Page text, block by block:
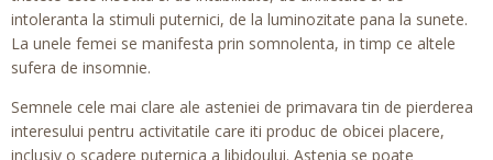
intoleranta la stimuli puternici, de la luminozitate pana la sunete.
La unele femei se manifesta prin somnolenta, in timp ce altele
sufera de insomnie.
Semnele cele mai clare ale asteniei de primavara tin de pierderea
interesului pentru activitatile care iti produc de obicei placere,
inclusiv o scadere puternica a libidoului. Astenia se poate